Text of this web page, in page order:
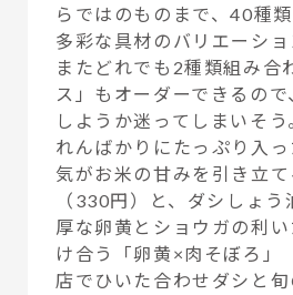
らではのものまで、40種
多彩な具材のバリエーショ
またどれでも2種類組み合
ス」もオーダーできるの
しようか迷ってしまいそ
れんばかりにたっぷり入
気がお米の甘みを引き立て
（330円）と、ダシしょ
厚な卵黄とショウガの利
け合う「卵黄×肉そぼろ」
店でひいた合わせダシと